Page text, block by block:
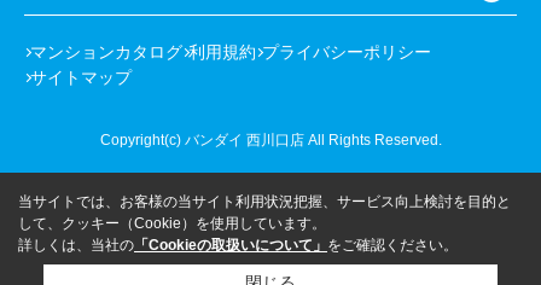
マンションカタログ 利用規約 プライバシーポリシー
サイトマップ
Copyright(c) バンダイ 西川口店 All Rights Reserved.
当サイトでは、お客様の当サイト利用状況把握、サービス向上検討を目的と
して、クッキー（Cookie）を使用しています。
詳しくは、当社の 「Cookieの取扱いについて」 をご確認ください。